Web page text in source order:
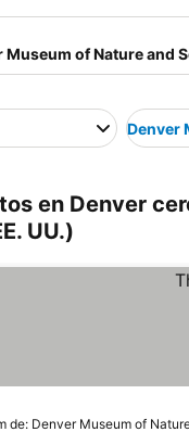
Denver
en Denver
UU.)
de: Denver Museum of